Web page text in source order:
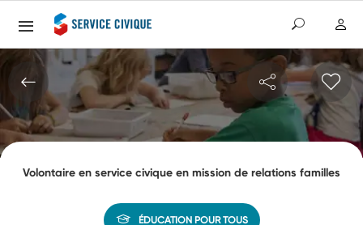
Volontaire en service civique en mission de relations familles
ÉDUCATION POUR TOUS